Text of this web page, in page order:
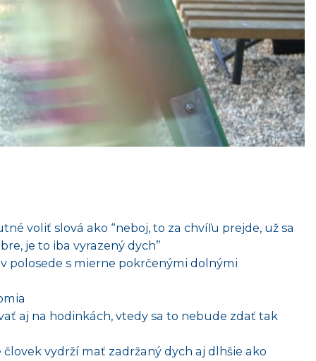
voliť slová ako “neboj, to za chvíľu prejde, už sa
je to iba vyrazený dych”
polosede s mierne pokrčenými dolnými
aj na hodinkách, vtedy sa to nebude zdať tak
človek vydrží mať zadržaný dych aj dlhšie ako